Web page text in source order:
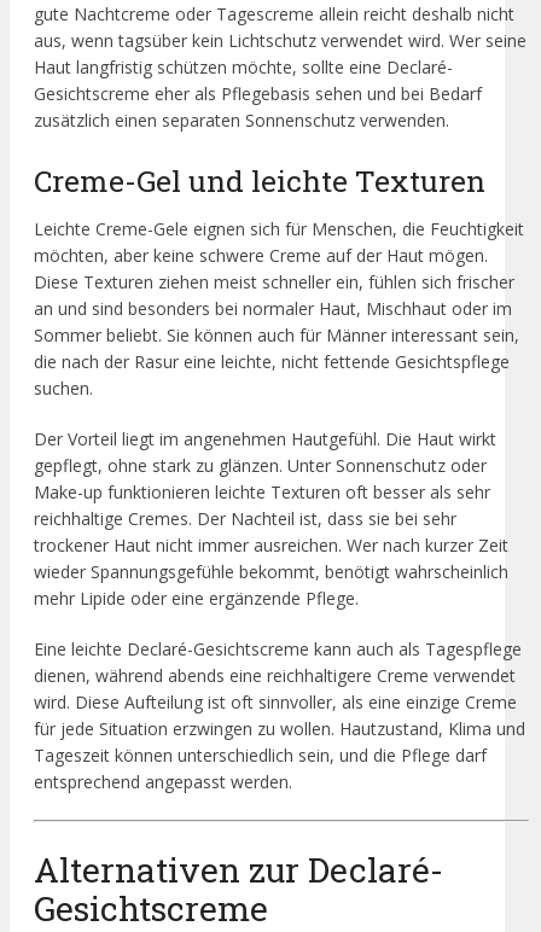
gute Nachtcreme oder Tagescreme allein reicht deshalb nicht
aus, wenn tagsüber kein Lichtschutz verwendet wird. Wer seine
Haut langfristig schützen möchte, sollte eine Declaré-
Gesichtscreme eher als Pflegebasis sehen und bei Bedarf
zusätzlich einen separaten Sonnenschutz verwenden.
Creme-Gel und leichte Texturen
Leichte Creme-Gele eignen sich für Menschen, die Feuchtigkeit
möchten, aber keine schwere Creme auf der Haut mögen.
Diese Texturen ziehen meist schneller ein, fühlen sich frischer
an und sind besonders bei normaler Haut, Mischhaut oder im
Sommer beliebt. Sie können auch für Männer interessant sein,
die nach der Rasur eine leichte, nicht fettende Gesichtspflege
suchen.
Der Vorteil liegt im angenehmen Hautgefühl. Die Haut wirkt
gepflegt, ohne stark zu glänzen. Unter Sonnenschutz oder
Make-up funktionieren leichte Texturen oft besser als sehr
reichhaltige Cremes. Der Nachteil ist, dass sie bei sehr
trockener Haut nicht immer ausreichen. Wer nach kurzer Zeit
wieder Spannungsgefühle bekommt, benötigt wahrscheinlich
mehr Lipide oder eine ergänzende Pflege.
Eine leichte Declaré-Gesichtscreme kann auch als Tagespflege
dienen, während abends eine reichhaltigere Creme verwendet
wird. Diese Aufteilung ist oft sinnvoller, als eine einzige Creme
für jede Situation erzwingen zu wollen. Hautzustand, Klima und
Tageszeit können unterschiedlich sein, und die Pflege darf
entsprechend angepasst werden.
Alternativen zur Declaré-
Gesichtscreme